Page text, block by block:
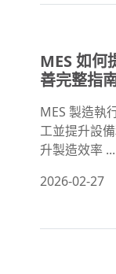
MES 如何
善完整指
MES 製造執
工並提升設
升製造效率 ...
2026-02-27